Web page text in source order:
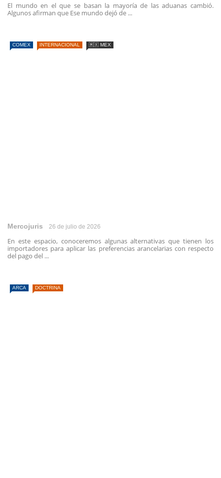
El mundo en el que se basan la mayoría de las aduanas cambió.
Algunos afirman que Ese mundo dejó de ...
COMEX INTERNACIONAL 🇲🇽 MEX
Mercojuris 26 de julio de 2026
En este espacio, conoceremos algunas alternativas que tienen los
importadores para aplicar las preferencias arancelarias con respecto
del pago del ...
ARCA DOCTRINA